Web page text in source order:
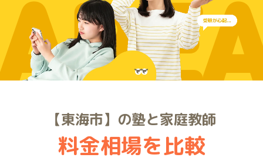
【東海市】の塾と家庭教師
料金相場を比較